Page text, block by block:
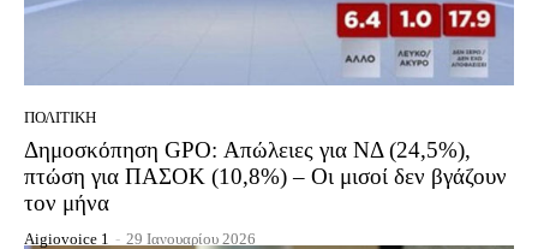
ΠΟΛΙΤΙΚΉ
Δημοσκόπηση GPO: Απώλειες για ΝΔ (24,5%),
πτώση για ΠΑΣΟΚ (10,8%) – Οι μισοί δεν βγάζουν
τον μήνα
Aigiovoice 1 - 29 Ιανουαρίου 2026